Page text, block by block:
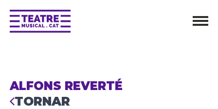
ALFONS REVERTÉ
TORNAR